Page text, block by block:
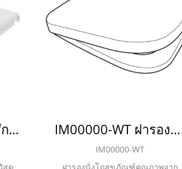
TC273SJ ฝารองนั่งชักโครก แบบ SOFT CLOSE IM00000-WT ฝารองนั่งชักโครก รุ่น IMAGINE (ยกเลิกการขาย)
IM00000-WT